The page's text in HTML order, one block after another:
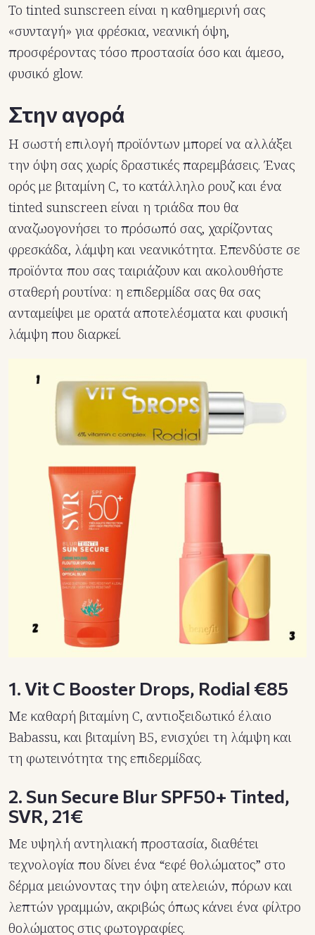
Το tinted sunscreen είναι η καθημερινή σας
«συνταγή» για φρέσκια, νεανική όψη,
προσφέροντας τόσο προστασία όσο και άμεσο,
φυσικό glow.
Στην αγορά
Η σωστή επιλογή προϊόντων μπορεί να αλλάξει
την όψη σας χωρίς δραστικές παρεμβάσεις. Ένας
ορός με βιταμίνη C, το κατάλληλο ρουζ και ένα
tinted sunscreen είναι η τριάδα που θα
αναζωογονήσει το πρόσωπό σας, χαρίζοντας
φρεσκάδα, λάμψη και νεανικότητα. Επενδύστε σε
προϊόντα που σας ταιριάζουν και ακολουθήστε
σταθερή ρουτίνα: η επιδερμίδα σας θα σας
ανταμείψει με ορατά αποτελέσματα και φυσική
λάμψη που διαρκεί.
1. Vit C Booster Drops, Rodial €85
Με καθαρή βιταμίνη C, αντιοξειδωτικό έλαιο
Babassu, και βιταμίνη Β5, ενισχύει τη λάμψη και
τη φωτεινότητα της επιδερμίδας.
2. Sun Secure Blur SPF50+ Tinted,
SVR, 21€
Με υψηλή αντηλιακή προστασία, διαθέτει
τεχνολογία που δίνει ένα “εφέ θολώματος” στο
δέρμα μειώνοντας την όψη ατελειών, πόρων και
λεπτών γραμμών, ακριβώς όπως κάνει ένα φίλτρο
θολώματος στις φωτογραφίες.